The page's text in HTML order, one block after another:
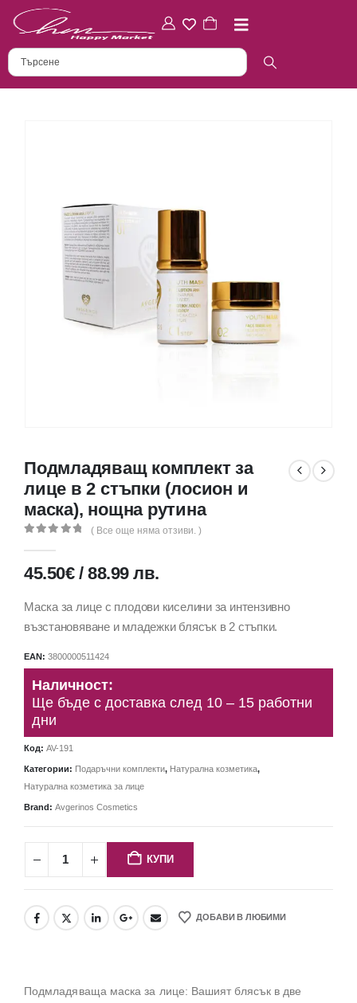
Подмладяващ комплект за
лице в 2 стъпки (лосион и
маска), нощна рутина
( Все още няма отзиви. )
45.50€ /88.99лв.
Маска за лице с плодови киселини за интензивно
възстановяване и младежки блясък в 2 стъпки.
EAN: 3800000511424
Наличност:
Ще бъде с доставка след 10 – 15 работни
дни
Код: AV-191
Категории: Подаръчни комплекти, Натурална козметика,
Натурална козметика за лице
Brand: Avgerinos Cosmetics
КУПИ
ДОБАВИ В ЛЮБИМИ
Подмладяваща маска за лице: Вашият блясък в две